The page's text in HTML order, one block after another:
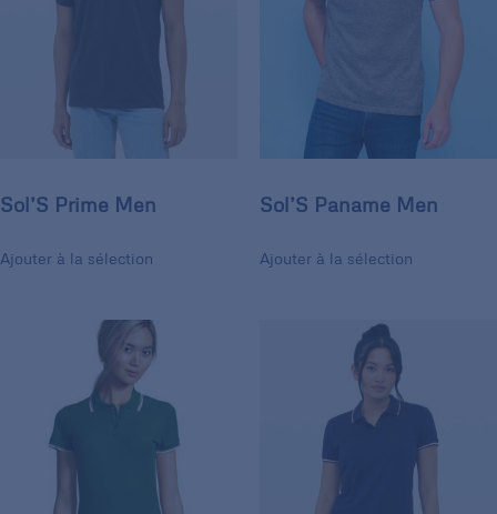
Sol’S Prime Men
Ajouter à la sélection
Sol’S Paname Men
Ajouter à la sélection